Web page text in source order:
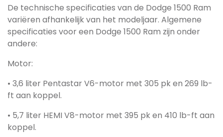
De technische specificaties van de Dodge 1500 Ram
variëren afhankelijk van het modeljaar. Algemene
specificaties voor een Dodge 1500 Ram zijn onder
andere:
Motor:
• 3,6 liter Pentastar V6-motor met 305 pk en 269 lb-
ft aan koppel.
• 5,7 liter HEMI V8-motor met 395 pk en 410 lb-ft aan
koppel.